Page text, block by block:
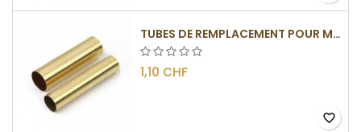
TUBES DE REMPLACEMENT POUR MÉCANISMES SLIMLINE
1,10 CHF
favorite_border